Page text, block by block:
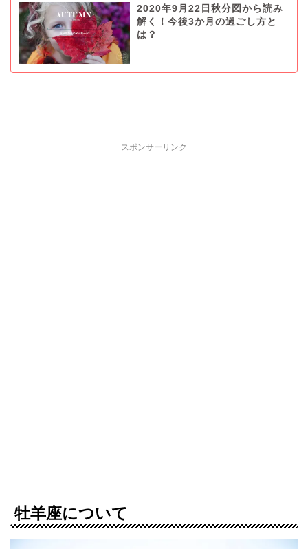
2020年9月22日秋分図から読み
解く！今後3か月の過ごし方と
は？
スポンサーリンク
牡羊座について